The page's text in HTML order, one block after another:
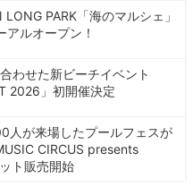
LONG PARK「海のマルシェ」
ルオープン！
わせた新ビーチイベント
2026」初開催決定
人が来場したプールフェスが
CIRCUS presents
ト販売開始